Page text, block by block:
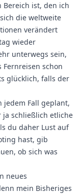
Bereich ist, den ich
die weltweite
verändert
wieder
unterwegs sein,
schon
glücklich, falls der
jedem Fall geplant,
schließlich etliche
du daher Lust auf
hast, gib
ob sich was
neues
mein Bisheriges